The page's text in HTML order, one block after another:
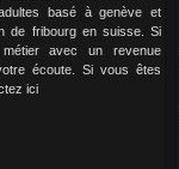
basé à genève et
de fribourg en suisse. Si
avec un revenue
écoute. Si vous êtes
ici